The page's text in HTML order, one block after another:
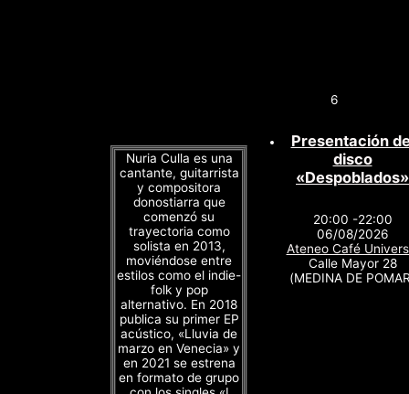
Nuria Culla es una
cantante, guitarrista
y compositora
donostiarra que
comenzó su
trayectoria como
solista en 2013,
moviéndose entre
estilos como el indie-
folk y pop
alternativo. En 2018
publica su primer EP
acústico, «Lluvia de
marzo en Venecia» y
en 2021 se estrena
en formato de grupo
6
Presentación
disco
«Despoblados»
20:00 -22:00
06/08/2026
Ateneo Café
Calle Mayor 28
(MEDINA DE